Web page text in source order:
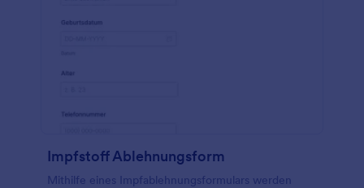
Impfstoff Ablehnungsform
Mithilfe eines Impfablehnungsformulars werden